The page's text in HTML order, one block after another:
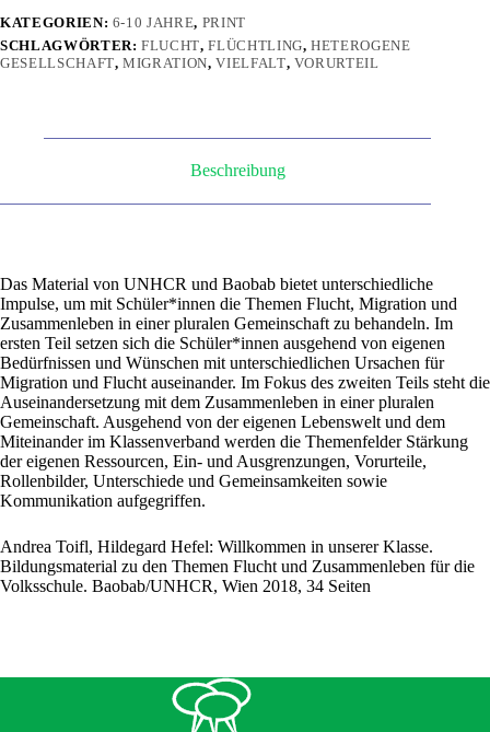
KATEGORIEN: 6-10 JAHRE, PRINT
SCHLAGWÖRTER:FLUCHT,FLÜCHTLING,HETEROGENE
GESELLSCHAFT,MIGRATION,VIELFALT, VORURTEIL
Beschreibung
Das Material von UNHCR und Baobab bietet unterschiedliche
Impulse, um mit Schüler*innen die Themen Flucht, Migration und
Zusammenleben in einer pluralen Gemeinschaft zu behandeln. Im
ersten Teil setzen sich die Schüler*innen ausgehend von eigenen
Bedürfnissen und Wünschen mit unterschiedlichen Ursachen für
Migration und Flucht auseinander. Im Fokus des zweiten Teils steht die
Auseinandersetzung mit dem Zusammenleben in einer pluralen
Gemeinschaft. Ausgehend von der eigenen Lebenswelt und dem
Miteinander im Klassenverband werden die Themenfelder Stärkung
der eigenen Ressourcen, Ein- und Ausgrenzungen, Vorurteile,
Rollenbilder, Unterschiede und Gemeinsamkeiten sowie
Kommunikation aufgegriffen.
Andrea Toifl, Hildegard Hefel: Willkommen in unserer Klasse.
Bildungsmaterial zu den Themen Flucht und Zusammenleben für die
Volksschule. Baobab/UNHCR, Wien 2018, 34 Seiten